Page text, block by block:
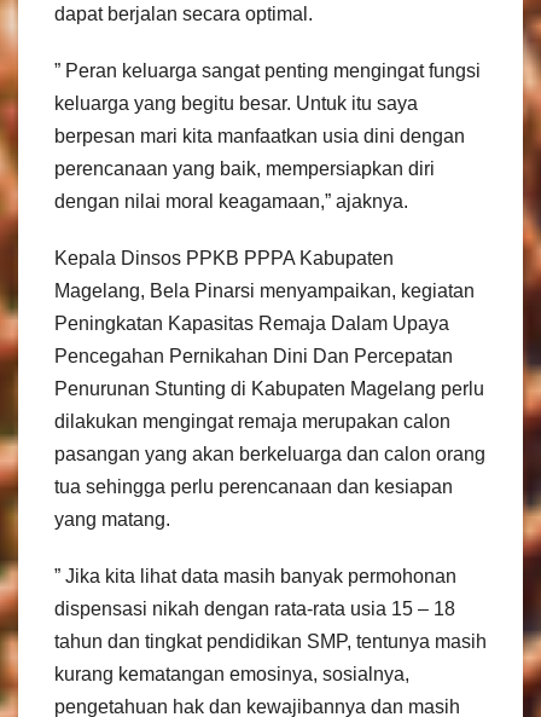
dapat berjalan secara optimal.
” Peran keluarga sangat penting mengingat fungsi
keluarga yang begitu besar. Untuk itu saya
berpesan mari kita manfaatkan usia dini dengan
perencanaan yang baik, mempersiapkan diri
dengan nilai moral keagamaan,” ajaknya.
Kepala Dinsos PPKB PPPA Kabupaten
Magelang, Bela Pinarsi menyampaikan, kegiatan
Peningkatan Kapasitas Remaja Dalam Upaya
Pencegahan Pernikahan Dini Dan Percepatan
Penurunan Stunting di Kabupaten Magelang perlu
dilakukan mengingat remaja merupakan calon
pasangan yang akan berkeluarga dan calon orang
tua sehingga perlu perencanaan dan kesiapan
yang matang.
” Jika kita lihat data masih banyak permohonan
dispensasi nikah dengan rata-rata usia 15 – 18
tahun dan tingkat pendidikan SMP, tentunya masih
kurang kematangan emosinya, sosialnya,
pengetahuan hak dan kewajibannya dan masih